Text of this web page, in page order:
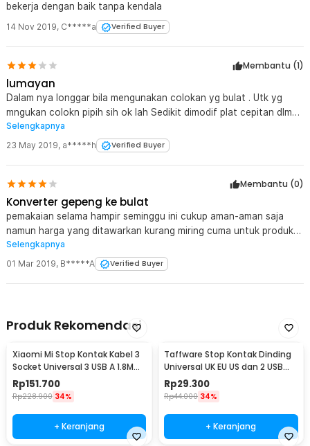
bekerja dengan baik tanpa kendala
14 Nov 2019, C*****a Verified Buyer
Membantu (1)
lumayan
Dalam nya longgar bila mengunakan colokan yg bulat . Utk yg
mngukan colokn pipih sih ok lah Sedikit dimodif plat cepitan dlm
nya ..
Selengkapnya
23 May 2019, a*****h Verified Buyer
Membantu (0)
Konverter gepeng ke bulat
pemakaian selama hampir seminggu ini cukup aman-aman saja
namun harga yang ditawarkan kurang miring cuma untuk produk
konverter ini
Selengkapnya
01 Mar 2019, B*****A Verified Buyer
Produk Rekomendasi
Xiaomi Mi Stop Kontak Kabel 3
Socket Universal 3 USB A 1.8M
250V 2500W - XMCXB01QMN
(ORIGINAL)
Rp151.700
Rp228.900 34%
+ Keranjang
Taffware Stop Kontak Dinding
Universal UK EU US dan 2 USB
Port - ATH1
Rp29.300
Rp44.000 34%
+ Keranjang